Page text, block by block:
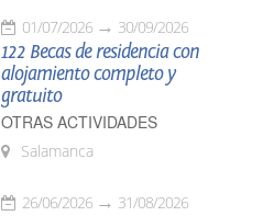
01/07/2026 30/09/2026
122 Becas de residencia con
alojamiento completo y
gratuito
OTRAS ACTIVIDADES
Salamanca
26/06/2026 31/08/2026